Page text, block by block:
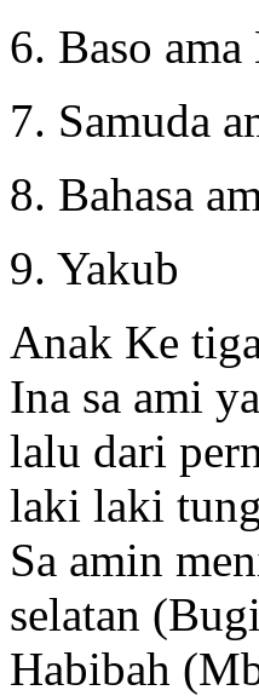
6. Baso
7. Samuda
8. Bahasa
9. Yakub
Anak Ke
Ina sa ami
lalu dari
laki laki
Sa amin
selatan
Habibah